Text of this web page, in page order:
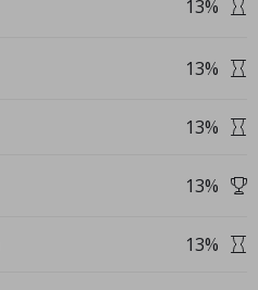
13%
13%
13%
13%
13%